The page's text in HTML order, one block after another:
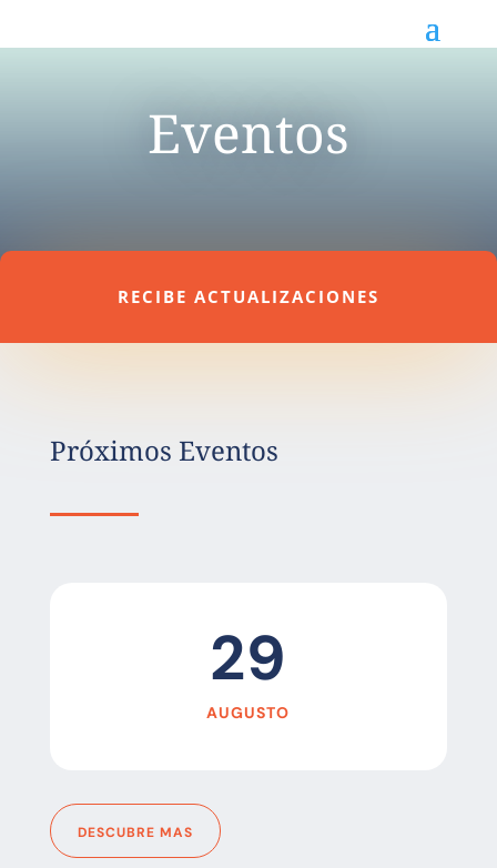
Eventos
RECIBE ACTUALIZACIONES
Próximos Eventos
29
AUGUSTO
DESCUBRE MAS